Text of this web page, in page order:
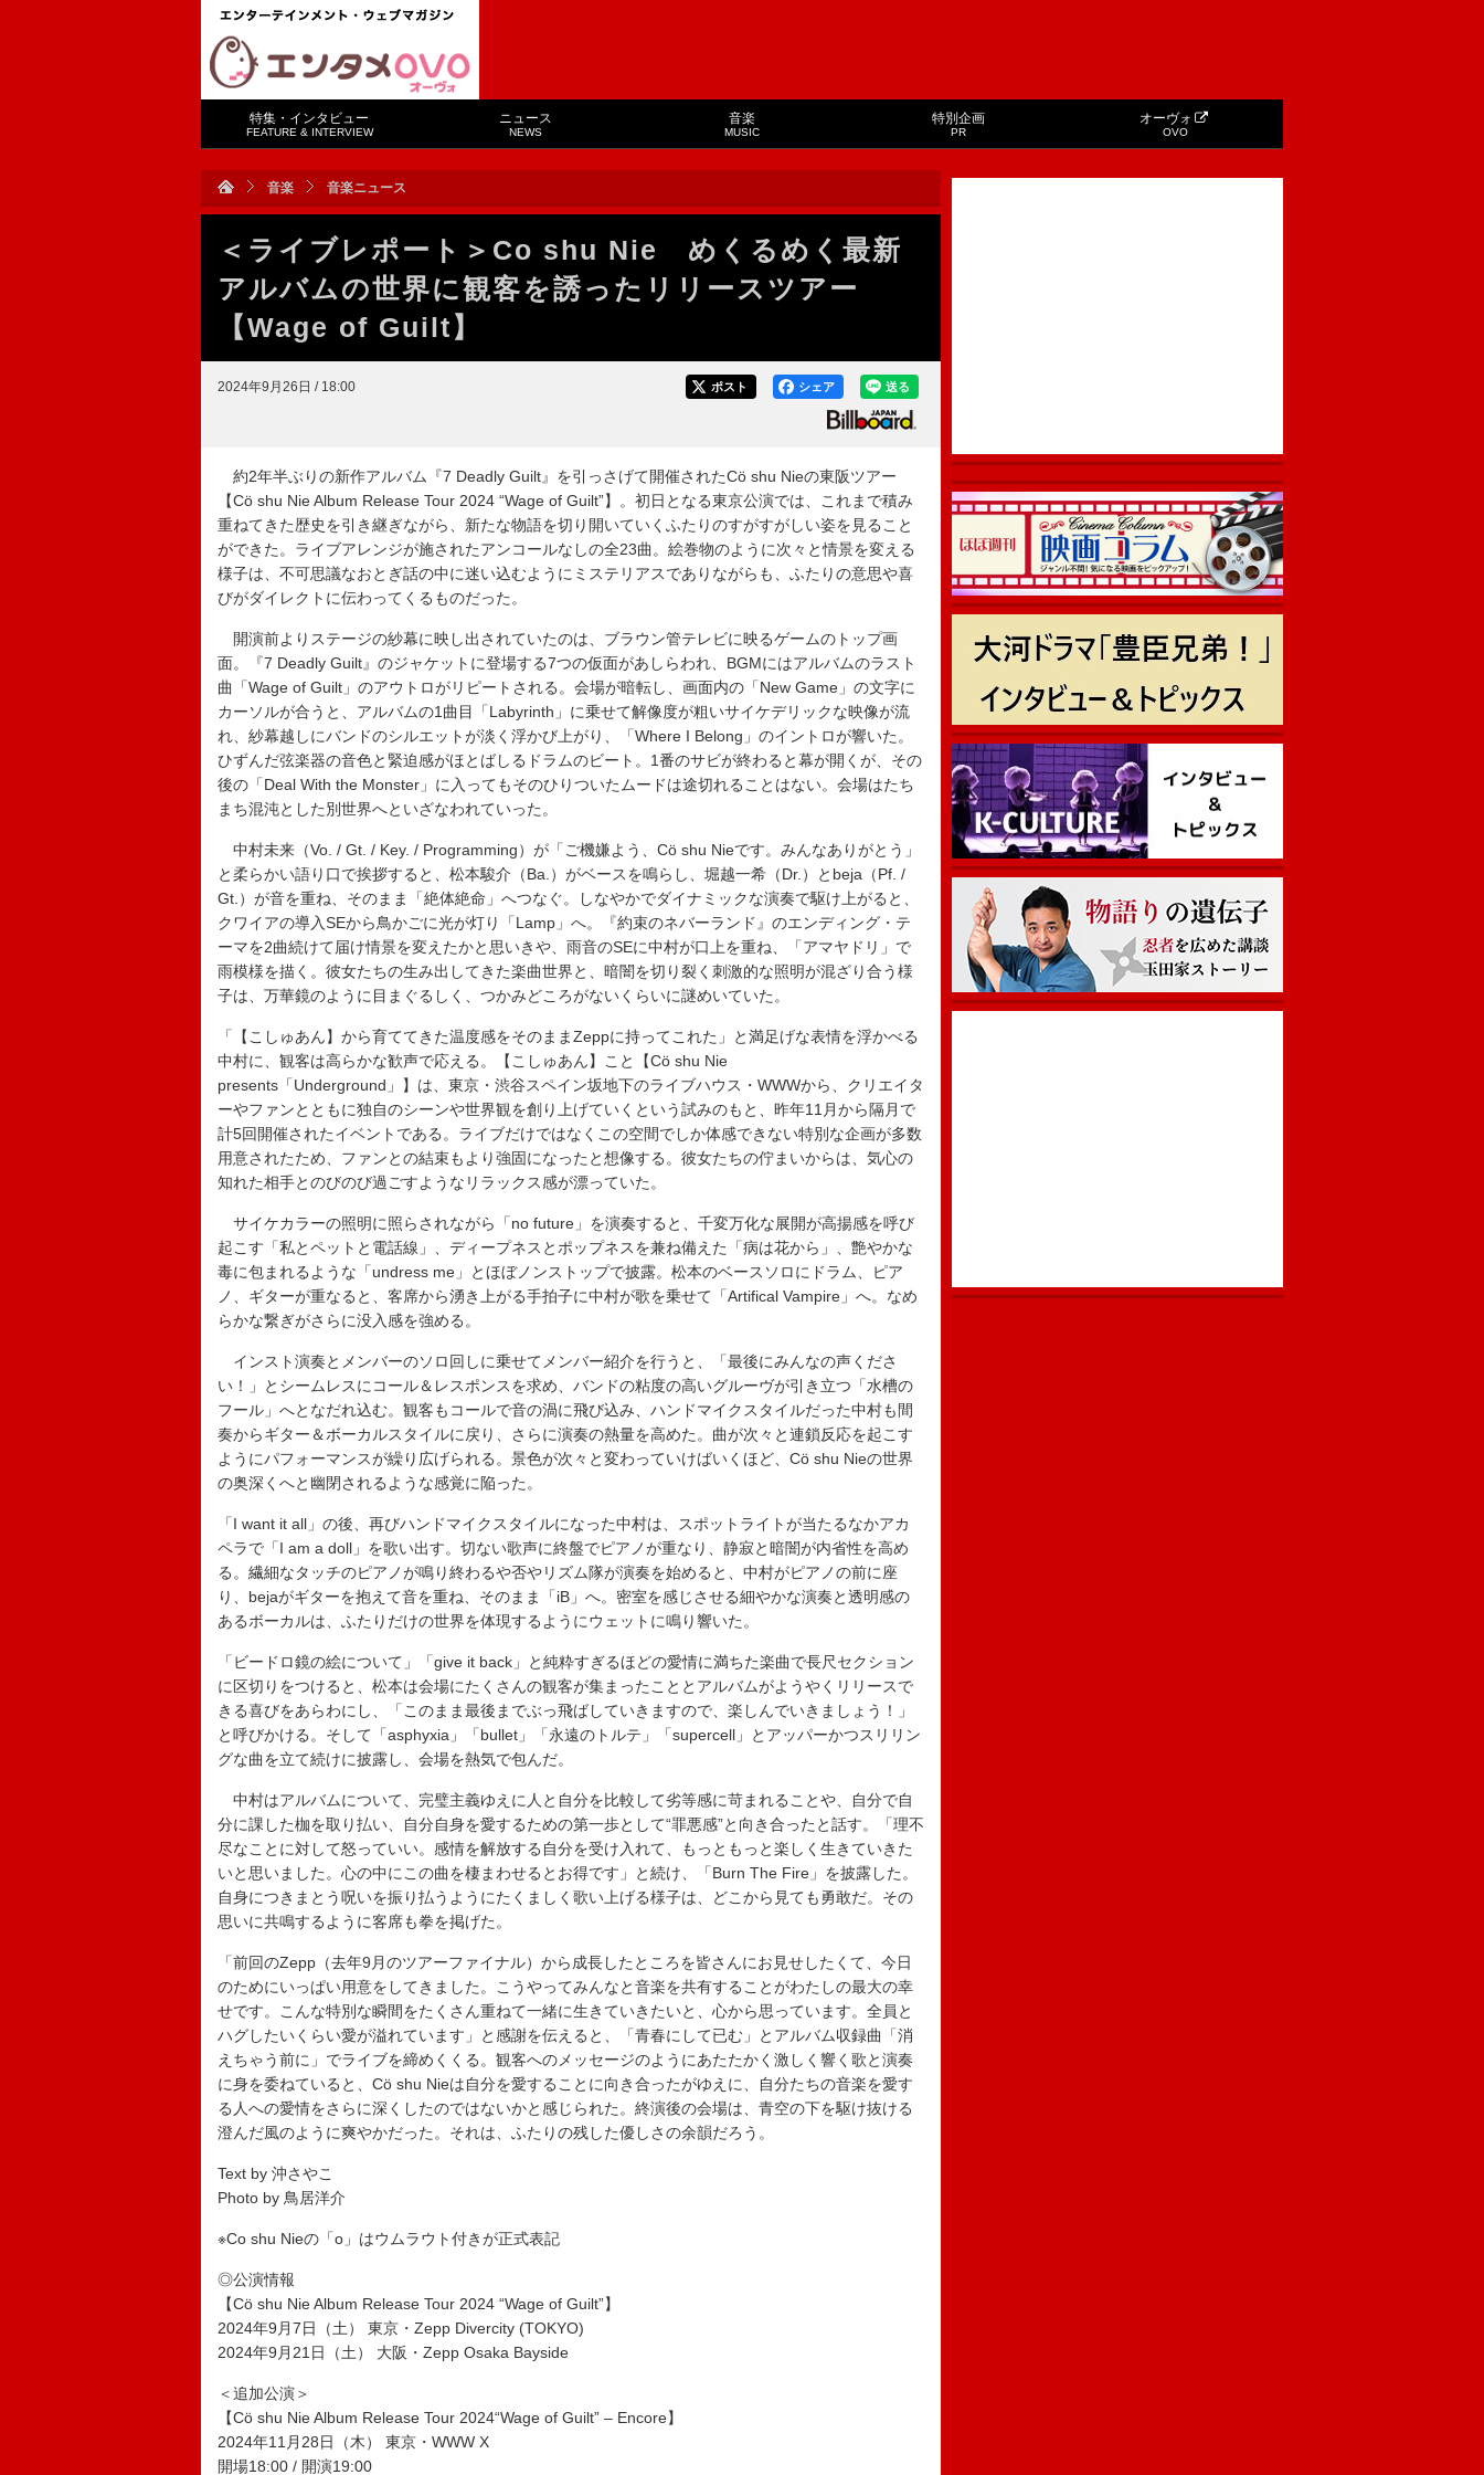
特集・インタビュー
FEATURE & INTERVIEW
ニュース
NEWS
音楽
MUSIC
特別企画
PR
オーヴォ
OVO
音楽 音楽ニュース
＜ライブレポート＞Co shu Nie めくるめく最新
アルバムの世界に観客を誘ったリリースツアー
【Wage of Guilt】
2024年9月26日 / 18:00 送る
シェア
ポスト
約2年半ぶりの新作アルバム『7 Deadly Guilt』を引っさげて開催されたCö shu Nieの東阪ツアー
【Cö shu Nie Album Release Tour 2024 “Wage of Guilt”】。初日となる東京公演では、これまで積み
重ねてきた歴史を引き継ぎながら、新たな物語を切り開いていくふたりのすがすがしい姿を見ること
ができた。ライブアレンジが施されたアンコールなしの全23曲。絵巻物のように次々と情景を変える
様子は、不可思議なおとぎ話の中に迷い込むようにミステリアスでありながらも、ふたりの意思や喜
びがダイレクトに伝わってくるものだった。
開演前よりステージの紗幕に映し出されていたのは、ブラウン管テレビに映るゲームのトップ画
面。『7 Deadly Guilt』のジャケットに登場する7つの仮面があしらわれ、BGMにはアルバムのラスト
曲「Wage of Guilt」のアウトロがリピートされる。会場が暗転し、画面内の「New Game」の文字に
カーソルが合うと、アルバムの1曲目「Labyrinth」に乗せて解像度が粗いサイケデリックな映像が流
れ、紗幕越しにバンドのシルエットが淡く浮かび上がり、「Where I Belong」のイントロが響いた。
ひずんだ弦楽器の音色と緊迫感がほとばしるドラムのビート。1番のサビが終わると幕が開くが、その
後の「Deal With the Monster」に入ってもそのひりついたムードは途切れることはない。会場はたち
まち混沌とした別世界へといざなわれていった。
中村未来（Vo. / Gt. / Key. / Programming）が「ご機嫌よう、Cö shu Nieです。みんなありがとう」
と柔らかい語り口で挨拶すると、松本駿介（Ba.）がベースを鳴らし、堀越一希（Dr.）とbeja（Pf. /
Gt.）が音を重ね、そのまま「絶体絶命」へつなぐ。しなやかでダイナミックな演奏で駆け上がると、
クワイアの導入SEから鳥かごに光が灯り「Lamp」へ。『約束のネバーランド』のエンディング・テ
ーマを2曲続けて届け情景を変えたかと思いきや、雨音のSEに中村が口上を重ね、「アマヤドリ」で
雨模様を描く。彼女たちの生み出してきた楽曲世界と、暗闇を切り裂く刺激的な照明が混ざり合う様
子は、万華鏡のように目まぐるしく、つかみどころがないくらいに謎めいていた。
「【こしゅあん】から育ててきた温度感をそのままZeppに持ってこれた」と満足げな表情を浮かべる
中村に、観客は高らかな歓声で応える。【こしゅあん】こと【Cö shu Nie
presents「Underground」】は、東京・渋谷スペイン坂地下のライブハウス・WWWから、クリエイタ
ーやファンとともに独自のシーンや世界観を創り上げていくという試みのもと、昨年11月から隔月で
計5回開催されたイベントである。ライブだけではなくこの空間でしか体感できない特別な企画が多数
用意されたため、ファンとの結束もより強固になったと想像する。彼女たちの佇まいからは、気心の
知れた相手とのびのび過ごすようなリラックス感が漂っていた。
サイケカラーの照明に照らされながら「no future」を演奏すると、千変万化な展開が高揚感を呼び
起こす「私とペットと電話線」、ディープネスとポップネスを兼ね備えた「病は花から」、艶やかな
毒に包まれるような「undress me」とほぼノンストップで披露。松本のベースソロにドラム、ピア
ノ、ギターが重なると、客席から湧き上がる手拍子に中村が歌を乗せて「Artifical Vampire」へ。なめ
らかな繋ぎがさらに没入感を強める。
インスト演奏とメンバーのソロ回しに乗せてメンバー紹介を行うと、「最後にみんなの声くださ
い！」とシームレスにコール＆レスポンスを求め、バンドの粘度の高いグルーヴが引き立つ「水槽の
フール」へとなだれ込む。観客もコールで音の渦に飛び込み、ハンドマイクスタイルだった中村も間
奏からギター＆ボーカルスタイルに戻り、さらに演奏の熱量を高めた。曲が次々と連鎖反応を起こす
ようにパフォーマンスが繰り広げられる。景色が次々と変わっていけばいくほど、Cö shu Nieの世界
の奥深くへと幽閉されるような感覚に陥った。
「I want it all」の後、再びハンドマイクスタイルになった中村は、スポットライトが当たるなかアカ
ペラで「I am a doll」を歌い出す。切ない歌声に終盤でピアノが重なり、静寂と暗闇が内省性を高め
る。繊細なタッチのピアノが鳴り終わるや否やリズム隊が演奏を始めると、中村がピアノの前に座
り、bejaがギターを抱えて音を重ね、そのまま「iB」へ。密室を感じさせる細やかな演奏と透明感の
あるボーカルは、ふたりだけの世界を体現するようにウェットに鳴り響いた。
「ビードロ鏡の絵について」「give it back」と純粋すぎるほどの愛情に満ちた楽曲で長尺セクション
に区切りをつけると、松本は会場にたくさんの観客が集まったこととアルバムがようやくリリースで
きる喜びをあらわにし、「このまま最後までぶっ飛ばしていきますので、楽しんでいきましょう！」
と呼びかける。そして「asphyxia」「bullet」「永遠のトルテ」「supercell」とアッパーかつスリリン
グな曲を立て続けに披露し、会場を熱気で包んだ。
中村はアルバムについて、完璧主義ゆえに人と自分を比較して劣等感に苛まれることや、自分で自
分に課した枷を取り払い、自分自身を愛するための第一歩として“罪悪感”と向き合ったと話す。「理不
尽なことに対して怒っていい。感情を解放する自分を受け入れて、もっともっと楽しく生きていきた
いと思いました。心の中にこの曲を棲まわせるとお得です」と続け、「Burn The Fire」を披露した。
自身につきまとう呪いを振り払うようにたくましく歌い上げる様子は、どこから見ても勇敢だ。その
思いに共鳴するように客席も拳を掲げた。
「前回のZepp（去年9月のツアーファイナル）から成長したところを皆さんにお見せしたくて、今日
のためにいっぱい用意をしてきました。こうやってみんなと音楽を共有することがわたしの最大の幸
せです。こんな特別な瞬間をたくさん重ねて一緒に生きていきたいと、心から思っています。全員と
ハグしたいくらい愛が溢れています」と感謝を伝えると、「青春にして已む」とアルバム収録曲「消
えちゃう前に」でライブを締めくくる。観客へのメッセージのようにあたたかく激しく響く歌と演奏
に身を委ねていると、Cö shu Nieは自分を愛することに向き合ったがゆえに、自分たちの音楽を愛す
る人への愛情をさらに深くしたのではないかと感じられた。終演後の会場は、青空の下を駆け抜ける
澄んだ風のように爽やかだった。それは、ふたりの残した優しさの余韻だろう。
Text by 沖さやこ
Photo by 鳥居洋介
※Co shu Nieの「o」はウムラウト付きが正式表記
◎公演情報
【Cö shu Nie Album Release Tour 2024 “Wage of Guilt”】
2024年9月7日（土） 東京・Zepp Divercity (TOKYO)
2024年9月21日（土） 大阪・Zepp Osaka Bayside
＜追加公演＞
【Cö shu Nie Album Release Tour 2024“Wage of Guilt” – Encore】
2024年11月28日（木） 東京・WWW X
開場18:00 / 開演19:00